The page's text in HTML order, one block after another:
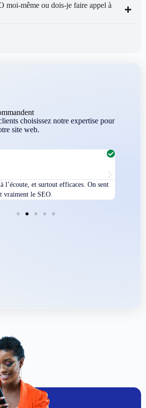
moi-même ou dois-je faire appel à
choisissez notre expertise pour
site web.
l’écoute, et surtout efficaces. On sent
vraiment le SEO.